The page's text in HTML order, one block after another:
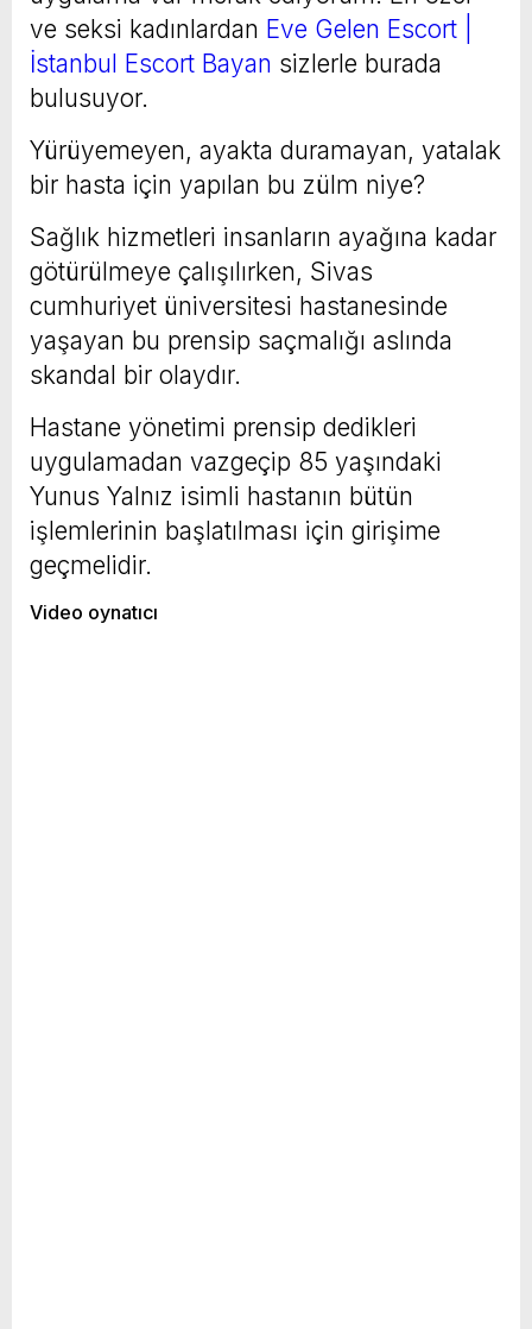
ve seksi kadınlardan Eve Gelen Escort |
İstanbul Escort Bayan sizlerle burada
bulusuyor.
Yürüyemeyen, ayakta duramayan, yatalak
bir hasta için yapılan bu zülm niye?
Sağlık hizmetleri insanların ayağına kadar
götürülmeye çalışılırken, Sivas
cumhuriyet üniversitesi hastanesinde
yaşayan bu prensip saçmalığı aslında
skandal bir olaydır.
Hastane yönetimi prensip dedikleri
uygulamadan vazgeçip 85 yaşındaki
Yunus Yalnız isimli hastanın bütün
işlemlerinin başlatılması için girişime
geçmelidir.
Video oynatıcı